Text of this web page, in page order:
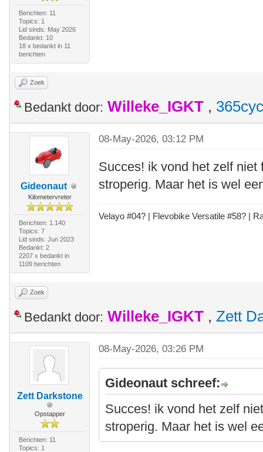
Berichten: 11
Topics: 1
Lid sinds: May 2026
Bedankt: 10
18 x bedankt in 11
berichten
Zoek
Bedankt door: Willeke_IGKT ,
Gideonaut
Kilometervreter
Berichten: 1.140
Topics: 7
Lid sinds: Jun 2023
Bedankt: 2
2207 x bedankt in
1109 berichten
08-May-2026, 03:12 PM
Succes! ik vond het zelf
stroperig. Maar het is wel
Velayo #04? | Flevobike Versatile #58? |
Zoek
Bedankt door: Willeke_IGKT , Zett
Zett Darkstone
Opstapper
Berichten: 11
Topics: 1
08-May-2026, 03:26 PM
Gideonaut schreef:
Succes! ik vond het zelf
stroperig. Maar het is wel